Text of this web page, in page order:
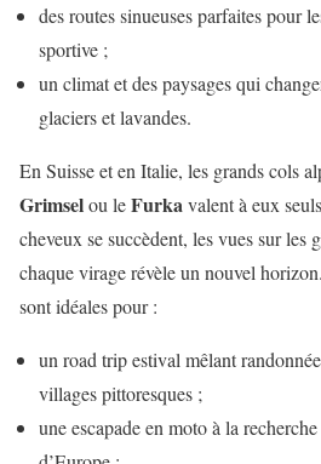
des routes sinueuses parfaites pour
sportive ;
un climat et des paysages qui
glaciers et lavandes.
En Suisse et en Italie, les grands cols
Grimselou leFurka valent à eux
cheveux se succèdent, les vues sur les
chaque virage révèle un nouvel
sont idéales pour :
un road trip estival mêlant
villages pittoresques ;
une escapade en moto à la